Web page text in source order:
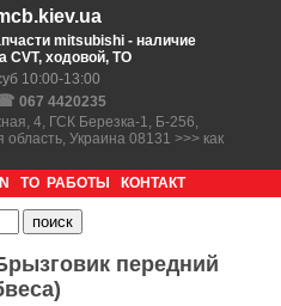
mitsubishi - наличие
CVT, ходовой, ТО
10:00-13:00
067 4420235
4, ГСК Березка-1, Б-256,
Украина 08131 >>> как
ТО РАБОТЫ КОНТАКТ
передний